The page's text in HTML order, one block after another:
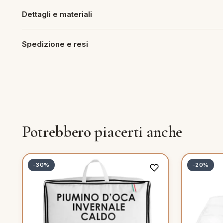
Dettagli e materiali
Spedizione e resi
Potrebbero piacerti anche
-30% -20%